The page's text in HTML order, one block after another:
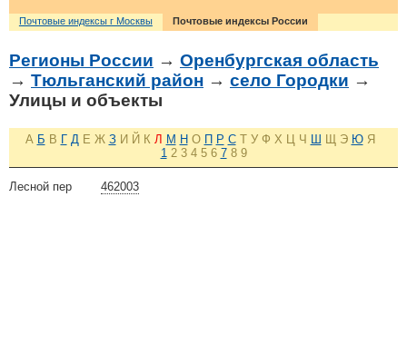
Почтовые индексы г Москвы Почтовые индексы России
Регионы России → Оренбургская область
→ Тюльганский район → село Городки →
Улицы и объекты
А Б В Г Д Е Ж З И Й К Л М Н О П Р С Т У Ф Х Ц Ч Ш Щ Э Ю Я
1 2 3 4 5 6 7 8 9
462003
Лесной пер